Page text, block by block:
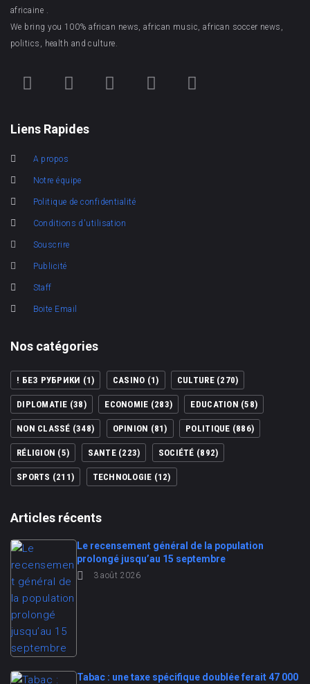
africaine .
We bring you 100% african news, african music, african soccer news,
politics, health and culture.
Liens Rapides
A propos
Notre équipe
Politique de confidentialité
Conditions d'utilisation
Souscrire
Publicité
Staff
Boite Email
Nos catégories
! БЕЗ РУБРИКИ (1) CASINO (1) CULTURE(270)
DIPLOMATIE (38) ECONOMIE (283) EDUCATION (58)
NON CLASSÉ (348) OPINION (81) POLITIQUE (886)
RÉLIGION (5) SANTE(223) SOCIÉTÉ (892)
SPORTS (211) TECHNOLOGIE (12)
Articles récents
Le recensement général de la population
prolongé jusqu’au 15 septembre
3 août 2026
Tabac : une taxe spécifique doublée ferait 47 000